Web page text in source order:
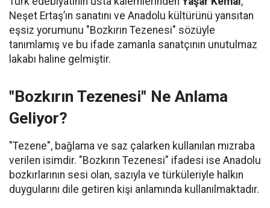
Neşet Ertaş’ın sanatını ve Anadolu kültürünü yansıtan
eşsiz yorumunu "Bozkırın Tezenesi" sözüyle
tanımlamış ve bu ifade zamanla sanatçının unutulmaz
lakabı haline gelmiştir.
"Bozkırın Tezenesi" Ne Anlama
Geliyor?
"Tezene", bağlama ve saz çalarken kullanılan mızraba
verilen isimdir. "Bozkırın Tezenesi" ifadesi ise Anadolu
bozkırlarının sesi olan, sazıyla ve türküleriyle halkın
duygularını dile getiren kişi anlamında kullanılmaktadır.